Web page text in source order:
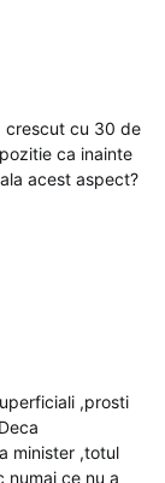
crescut cu 30 de
ca inainte
acest aspect?
,prosti
minister ,totul
numai ce nu a